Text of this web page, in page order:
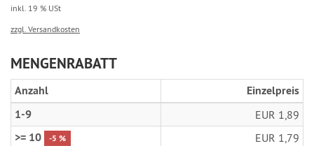
inkl. 19 % USt
zzgl. Versandkosten
MENGENRABATT
Anzahl
Einzelpreis
1-9
EUR 1,89
>= 10 -5 % EUR 1,79